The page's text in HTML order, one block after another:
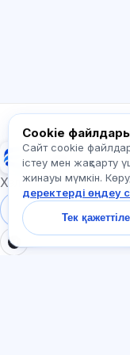
Exalify
Халықаралық тіл
Жүйеге кіру
Cookie
Сайт cookie
істеу мен жақсарту
жинауы мүмкін.
деректерді өңдеу
Тек